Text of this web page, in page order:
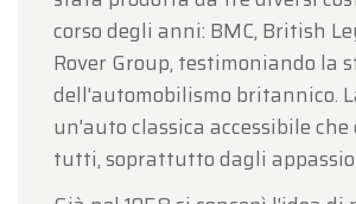
corso degli anni: BMC, British
Rover Group, testimoniando la
dell'automobilismo britannico.
un'auto classica accessibile
tutti, soprattutto dagli